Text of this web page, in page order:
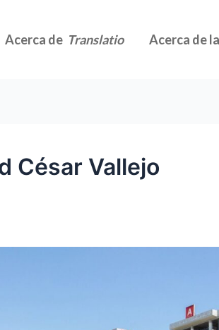
Acerca de Translatio Acerca de
César Vallejo